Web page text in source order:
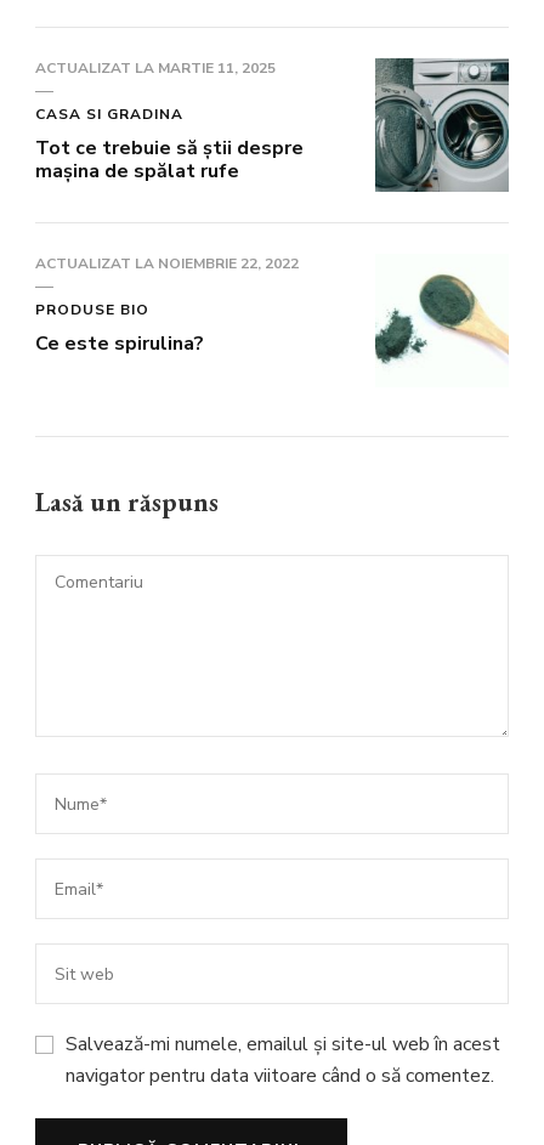
ACTUALIZAT LA MARTIE 11, 2025
CASA SI GRADINA
Tot ce trebuie să știi despre
mașina de spălat rufe
ACTUALIZAT LA NOIEMBRIE 22, 2022
PRODUSE BIO
Ce este spirulina?
Lasă un răspuns
Salvează-mi numele, emailul și site-ul web în acest
navigator pentru data viitoare când o să comentez.